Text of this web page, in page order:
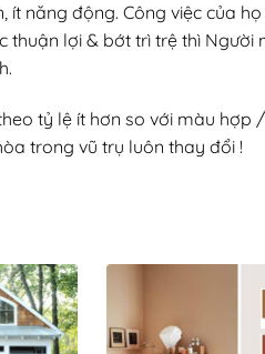
năng động. Công việc của
thuận lợi & bớt trì trệ thì Người
tỷ lệ ít hơn so với màu hợp
trong vũ trụ luôn thay đổi !